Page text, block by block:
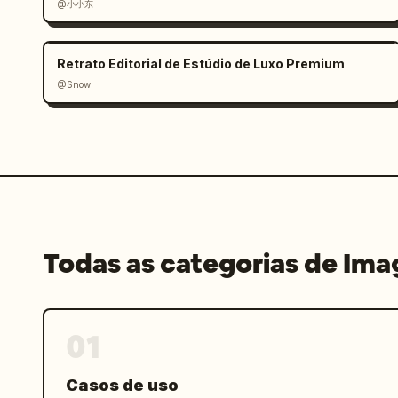
provavelmente uma lente de câmera ou
página editorial premium, estética
impressa crível, ultra detalhado,
@小小东
Retrato Editorial de Estúdio de Luxo Premium
@Snow
Todas as categorias de
Casos de uso